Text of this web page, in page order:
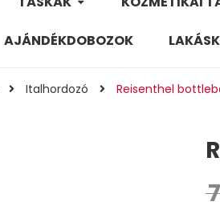
AJÁNDÉKDOBOZOK
Italhordozó Reisenthel